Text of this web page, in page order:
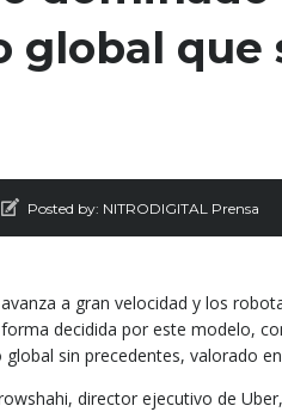
global que
Posted by: NITRODIGITAL Prensa
a gran velocidad y los
decidida por este modelo,
sin precedentes, valorado
director ejecutivo de